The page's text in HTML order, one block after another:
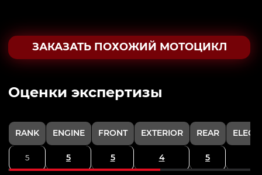
ЗАКАЗАТЬ ПОХОЖИЙ МОТОЦИКЛ
Oценки экспертизы
RANK ENGINE FRONT EXTERIOR REAR
5 5 5 4 5